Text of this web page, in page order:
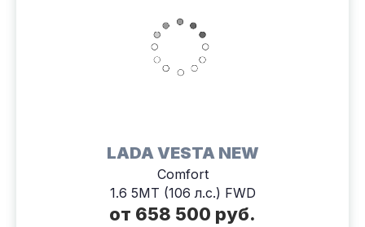
LADA VESTA NEW
Comfort
1.6 5MT (106 л.с.) FWD
от 658 500 руб.